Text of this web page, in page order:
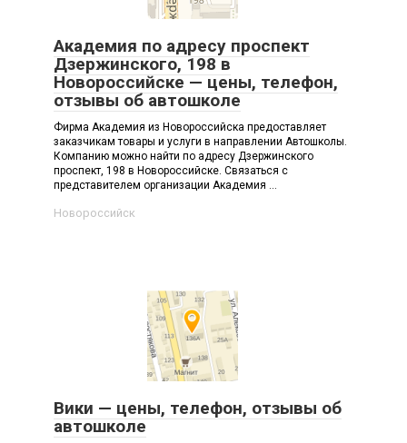
Академия по адресу проспект
Дзержинского, 198 в
Новороссийске — цены, телефон,
отзывы об автошколе
Фирма Академия из Новороссийска предоставляет
заказчикам товары и услуги в направлении Автошколы.
Компанию можно найти по адресу Дзержинского
проспект, 198 в Новороссийске. Связаться с
представителем организации Академия ...
Новороссийск
Вики — цены, телефон, отзывы об
автошколе